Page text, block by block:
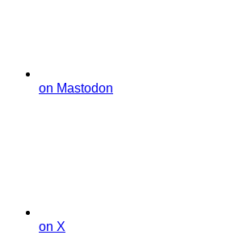
on Mastodon
on X